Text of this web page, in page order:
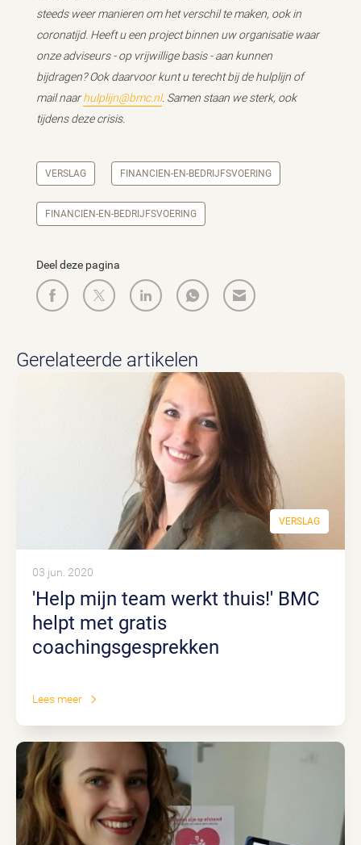
steeds weer manieren om het verschil te maken, ook in
coronatijd. Heeft u een project binnen uw organisatie waar
onze adviseurs - op vrijwillige basis - aan kunnen
bijdragen? Ook daarvoor kunt u terecht bij de hulplijn of
mail naarhulplijn@bmc.nl. Samen staan we sterk, ook
tijdens deze crisis.
VERSLAG FINANCIEN-EN-BEDRIJFSVOERING
FINANCIEN-EN-BEDRIJFSVOERING
Deel deze pagina
Gerelateerde artikelen
VERSLAG
'Help mijn team werkt thuis!' BMC
helpt met gratis
coachingsgesprekken
03 jun. 2020
Lees meer